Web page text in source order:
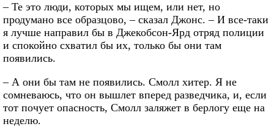
– Те это люди, которых мы ищем, или нет, но
продумано все образцово, – сказал Джонс. – И все-таки
я лучше направил бы в Джекобсон-Ярд отряд полиции
и спокойно схватил бы их, только бы они там
появились.
– А они бы там не появились. Смолл хитер. Я не
сомневаюсь, что он вышлет вперед разведчика, и, если
тот почует опасность, Смолл заляжет в берлогу еще на
неделю.